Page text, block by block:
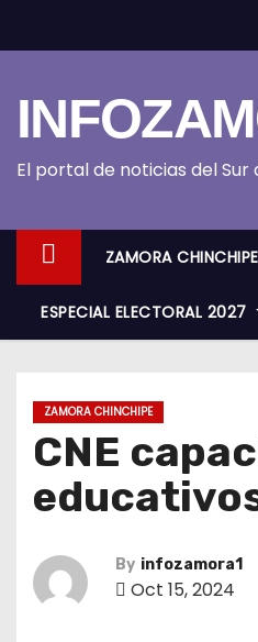
k
o
El portal de noticias del Sur
ZAMORA CHINCHIPE
ESPECIAL ELECTORAL 2027
ZAMORA CHINCHIPE
CNE
By infozamora1
Oct 15, 2024